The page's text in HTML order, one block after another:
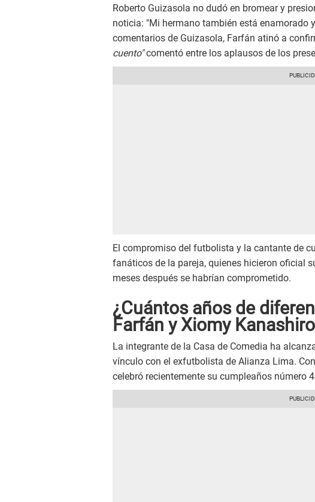
Roberto Guizasola no dudó en bromear y
noticia: "Mi hermano también está enamorado
comentarios de Guizasola, Farfán atinó a
cuento"comentó entre los aplausos de los
El compromiso del futbolista y la cantante de
fanáticos de la pareja, quienes hicieron oficial
meses después se habrían comprometido.
¿Cuántos años de
Farfán y Xiomy
La integrante de la Casa de Comedia ha
vínculo con el exfutbolista de Alianza Lima.
celebró recientemente su cumpleaños número